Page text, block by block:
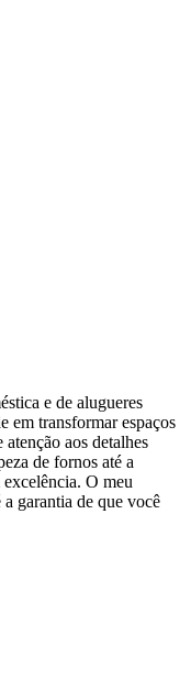
e de alugueres
em transformar espaços
aos detalhes
de fornos até a
excelência. O meu
garantia de que você